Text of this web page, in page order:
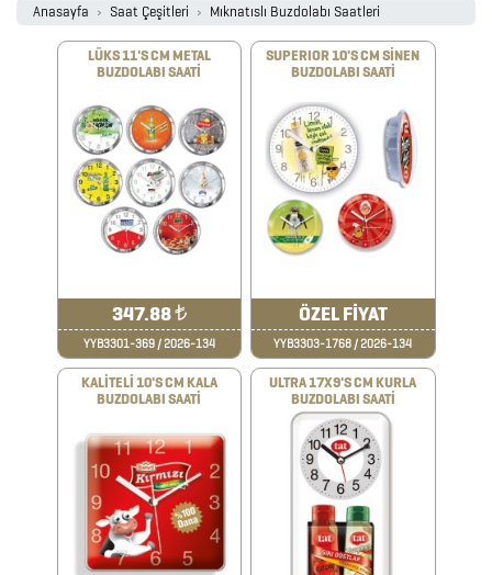
ANAHTARLIK
AKSESUARLARI
FİNCAN
ALTLIKLARI
YETİŞTİRME
ÜRÜNLERİ
Anasayfa Saat Çeşitleri Mıknatıslı Buzdolabı Saatleri
LÜKS 11'S CM METAL
BUZDOLABI SAATİ
347.88₺
YYB3301-369 / 2026-134
SUPERIOR 10'S CM SİNEN
BUZDOLABI SAATİ
ÖZEL FİYAT
YYB3303-1768 / 2026-134
KALİTELİ 10'S CM KALA
BUZDOLABI SAATİ
ULTRA 17X9'S CM KURLA
BUZDOLABI SAATİ